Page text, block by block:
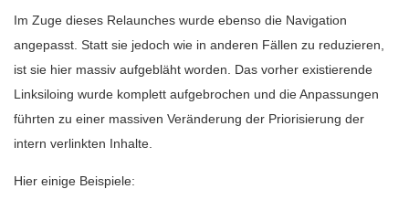
Im Zuge dieses Relaunches wurde ebenso die Navigation
angepasst. Statt sie jedoch wie in anderen Fällen zu reduzieren,
ist sie hier massiv aufgebläht worden. Das vorher existierende
Linksiloing wurde komplett aufgebrochen und die Anpassungen
führten zu einer massiven Veränderung der Priorisierung der
intern verlinkten Inhalte.
Hier einige Beispiele: